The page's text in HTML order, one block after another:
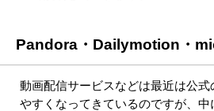
Pandora・Dailymotion・
動画配信サービスなどは最近は公
やすくなってきているのですが、